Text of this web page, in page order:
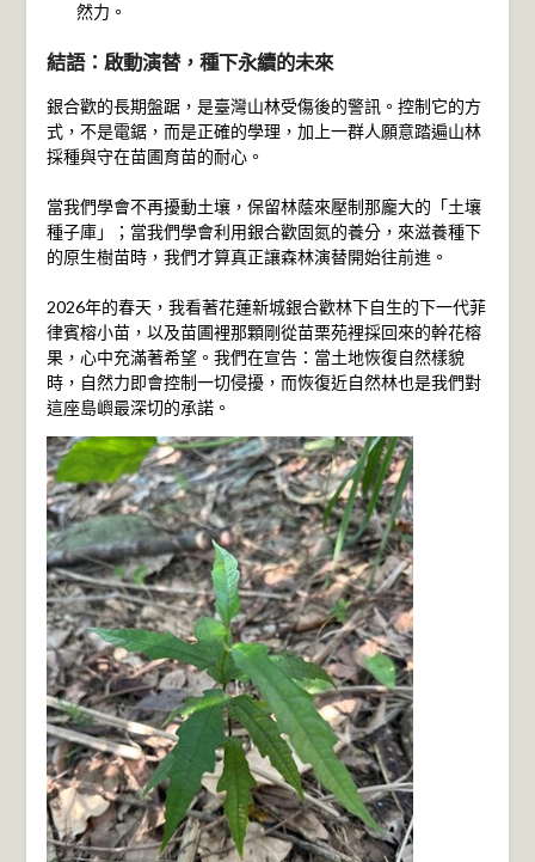
然力。
結語：啟動演替，種下永續的未來
銀合歡的長期盤踞，是臺灣山林受傷後的警訊。控制它的方
式，不是電鋸，而是正確的學理，加上一群人願意踏遍山林
採種與守在苗圃育苗的耐心。
當我們學會不再擾動土壤，保留林蔭來壓制那龐大的「土壤
種子庫」；當我們學會利用銀合歡固氮的養分，來滋養種下
的原生樹苗時，我們才算真正讓森林演替開始往前進。
2026年的春天，我看著花蓮新城銀合歡林下自生的下一代菲
律賓榕小苗，以及苗圃裡那顆剛從苗栗苑裡採回來的幹花榕
果，心中充滿著希望。我們在宣告：當土地恢復自然樣貌
時，自然力即會控制一切侵擾，而恢復近自然林也是我們對
這座島嶼最深切的承諾。